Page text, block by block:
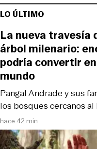
LO ÚLTIMO
hace 42 min
Pangal Andrade y sus
los bosques cercanos
La nueva travesía
árbol milenario:
podría convertir
mundo